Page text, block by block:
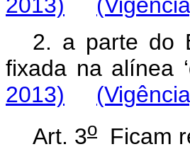
2. a parte do
fixada na
2013)
Art. 3o Ficam